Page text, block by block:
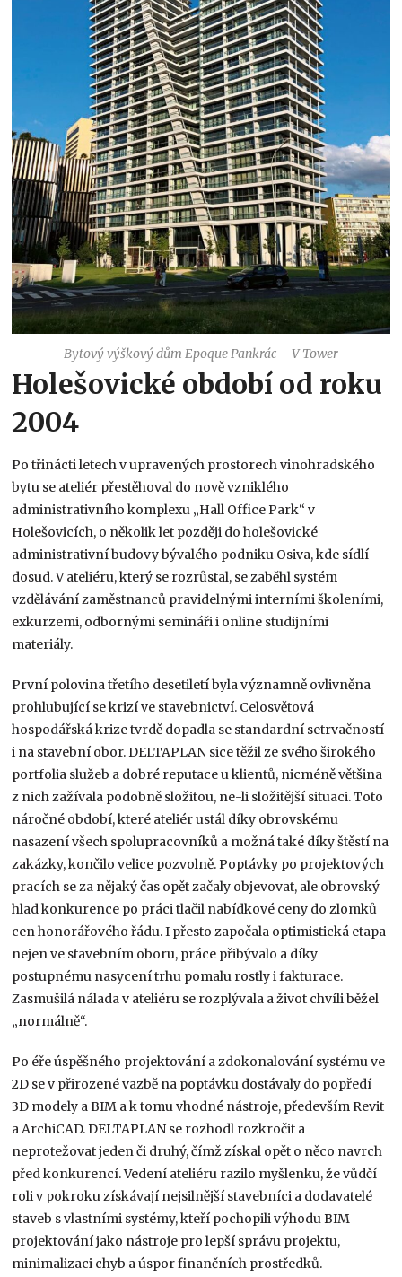
Bytový výškový dům Epoque Pankrác – V Tower
Holešovické období od roku
2004
Po třinácti letech v upravených prostorech vinohradského
bytu se ateliér přestěhoval do nově vzniklého
administrativního komplexu „Hall Office Park“ v
Holešovicích, o několik let později do holešovické
administrativní budovy bývalého podniku Osiva, kde sídlí
dosud. V ateliéru, který se rozrůstal, se zaběhl systém
vzdělávání zaměstnanců pravidelnými interními školeními,
exkurzemi, odbornými semináři i online studijními
materiály.
První polovina třetího desetiletí byla významně ovlivněna
prohlubující se krizí ve stavebnictví. Celosvětová
hospodářská krize tvrdě dopadla se standardní setrvačností
i na stavební obor. DELTAPLAN sice těžil ze svého širokého
portfolia služeb a dobré reputace u klientů, nicméně většina
z nich zažívala podobně složitou, ne-li složitější situaci. Toto
náročné období, které ateliér ustál díky obrovskému
nasazení všech spolupracovníků a možná také díky štěstí na
zakázky, končilo velice pozvolně. Poptávky po projektových
pracích se za nějaký čas opět začaly objevovat, ale obrovský
hlad konkurence po práci tlačil nabídkové ceny do zlomků
cen honorářového řádu. I přesto započala optimistická etapa
nejen ve stavebním oboru, práce přibývalo a díky
postupnému nasycení trhu pomalu rostly i fakturace.
Zasmušilá nálada v ateliéru se rozplývala a život chvíli běžel
„normálně“.
Po éře úspěšného projektování a zdokonalování systému ve
2D se v přirozené vazbě na poptávku dostávaly do popředí
3D modely a BIM a k tomu vhodné nástroje, především Revit
a ArchiCAD. DELTAPLAN se rozhodl rozkročit a
neprotežovat jeden či druhý, čímž získal opět o něco navrch
před konkurencí. Vedení ateliéru razilo myšlenku, že vůdčí
roli v pokroku získávají nejsilnější stavebníci a dodavatelé
staveb s vlastními systémy, kteří pochopili výhodu BIM
projektování jako nástroje pro lepší správu projektu,
minimalizaci chyb a úspor finančních prostředků.